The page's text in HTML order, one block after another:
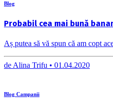
Blog
Probabil cea mai bună
Aș putea să vă spun că am copt
de Alina Trifu • 01.04.2020
Blog Campanii